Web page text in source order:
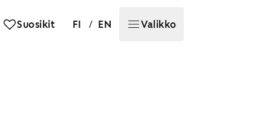
Suosikit FI / EN Valikko